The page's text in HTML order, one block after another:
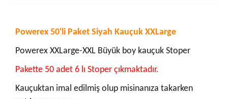
Powerex 50'li Paket Siyah Kauçuk XXLarge
Powerex XXLarge-XXL Büyük boy kauçuk Stoper
Pakette 50 adet 6 lı Stoper çıkmaktadır.
Kauçuktan imal edilmiş olup misinanıza takarken